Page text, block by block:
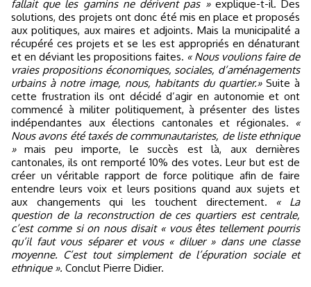
fallait que les gamins ne dérivent pas »explique-t-il. Des
solutions, des projets ont donc été mis en place et proposés
aux politiques, aux maires et adjoints. Mais la municipalité a
récupéré ces projets et se les est appropriés en dénaturant
et en déviant les propositions faites. « Nous voulions faire de
vraies propositions économiques, sociales, d’aménagements
urbains à notre image, nous, habitants du quartier.»Suite à
cette frustration ils ont décidé d’agir en autonomie et ont
commencé à militer politiquement, à présenter des listes
indépendantes aux élections cantonales et régionales.
«
Nous avons été taxés de communautaristes, de liste ethnique
»mais peu importe, le succès est là, aux dernières
cantonales, ils ont remporté 10% des votes. Leur but est de
créer un véritable rapport de force politique afin de faire
entendre leurs voix et leurs positions quand aux sujets et
aux changements qui les touchent directement. « La
question de la reconstruction de ces quartiers est centrale,
c’est comme si on nous disait « vous êtes tellement pourris
qu’il faut vous séparer et vous « diluer » dans une classe
moyenne. C’est tout simplement de l’épuration sociale et
ethnique ». Conclut Pierre Didier.